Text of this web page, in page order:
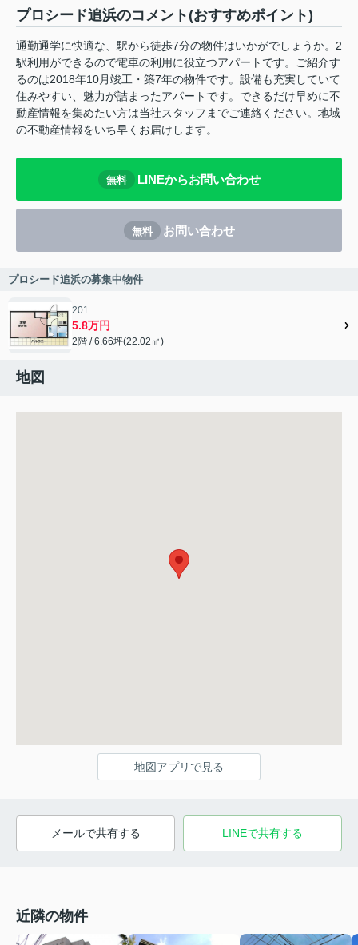
プロシード追浜のコメント(おすすめポイント)
通勤通学に快適な、駅から徒歩7分の物件はいかがでしょうか。2
駅利用ができるので電車の利用に役立つアパートです。ご紹介す
るのは2018年10月竣工・築7年の物件です。設備も充実していて
住みやすい、魅力が詰まったアパートです。できるだけ早めに不
動産情報を集めたい方は当社スタッフまでご連絡ください。地域
の不動産情報をいち早くお届けします。
無料 LINEからお問い合わせ
無料 お問い合わせ
プロシード追浜の募集中物件
201
5.8万円
2階 / 6.66坪(22.02㎡)
地図
地図アプリで見る
メールで共有する LINEで共有する
近隣の物件